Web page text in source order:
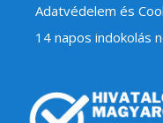
Adatvédelem és
14 napos indokolás